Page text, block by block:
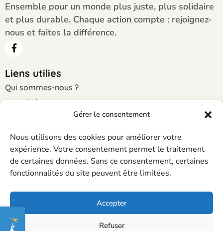
Gérer le consentement
Nous utilisons des cookies pour améliorer votre
expérience. Votre consentement permet le traitement
de certaines données. Sans ce consentement, certaines
fonctionnalités du site peuvent être limitées.
Accepter
Refuser
Ensemble pour un monde plus juste, plus solidaire
et plus durable. Chaque action compte : rejoignez-
nous et faites la différence.
Liens utilies
Qui sommes-nous ?
Actualités
Contact
Contact
contact@citoyensetsolidaires.org
21 rue de la canardière, 67100 Strasbourg
07.60.26.06.71